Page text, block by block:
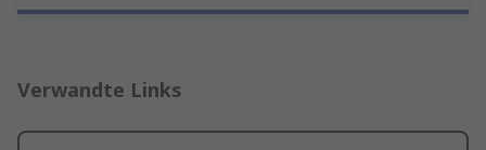
Verwandte Links